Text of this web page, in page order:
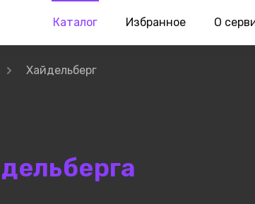
Каталог Избранное О
Хайдельберг